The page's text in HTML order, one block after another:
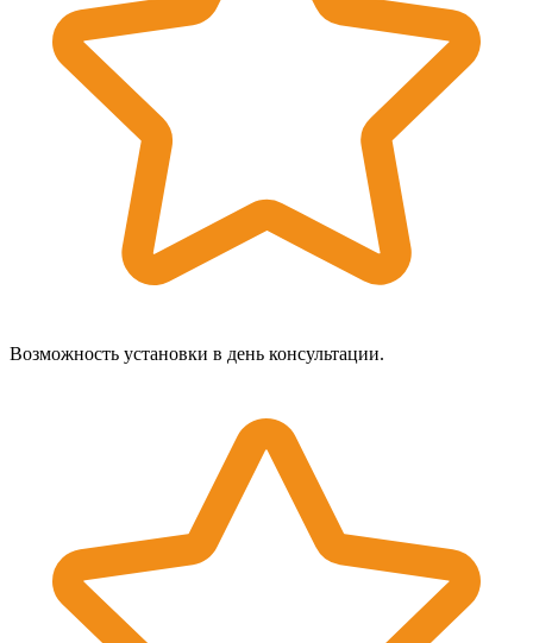
Возможность установки в день консультации.